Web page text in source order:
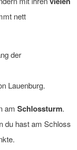
nett
Lauenburg.
am Schlossturm.
du hast am Schloss